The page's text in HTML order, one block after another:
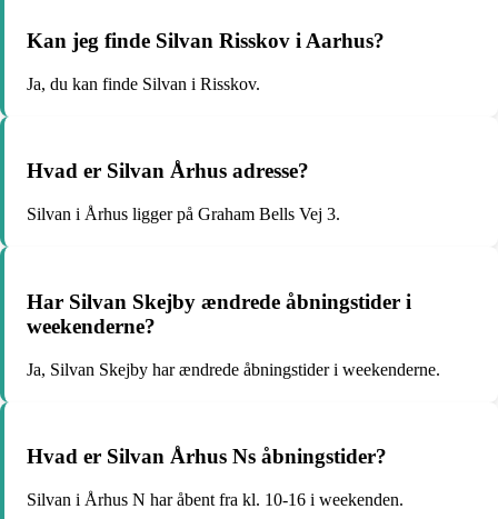
Kan jeg finde Silvan Risskov i Aarhus?
Ja, du kan finde Silvan i Risskov.
Hvad er Silvan Århus adresse?
Silvan i Århus ligger på Graham Bells Vej 3.
Har Silvan Skejby ændrede åbningstider i
weekenderne?
Ja, Silvan Skejby har ændrede åbningstider i weekenderne.
Hvad er Silvan Århus Ns åbningstider?
Silvan i Århus N har åbent fra kl. 10-16 i weekenden.